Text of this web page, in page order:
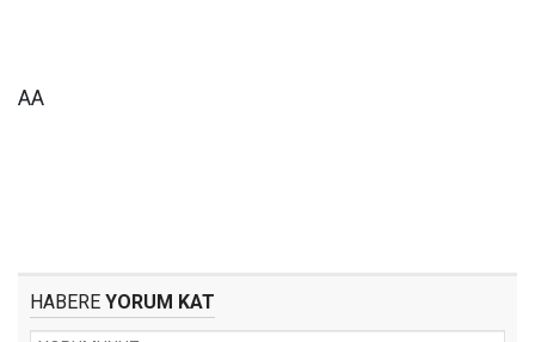
AA
HABERE YORUM KAT